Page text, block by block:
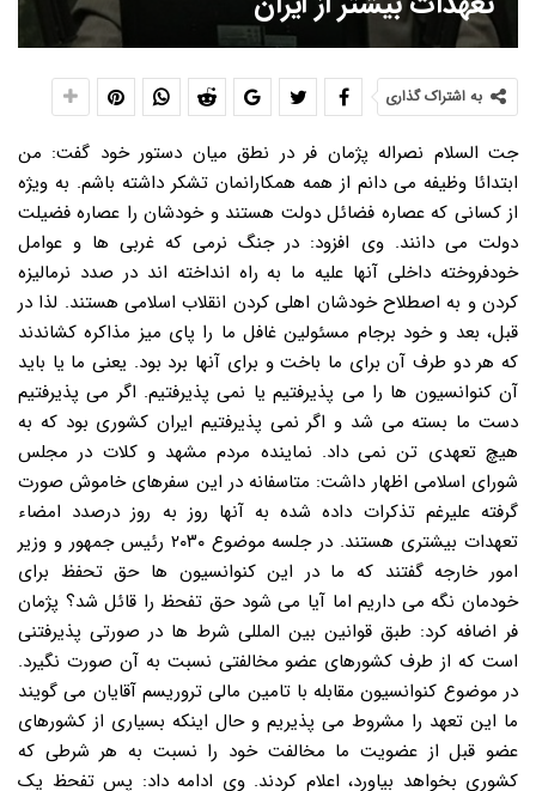
به اشتراک گذاری
جت السلام نصراله پژمان فر در نطق میان دستور خود گفت: من
ابتدائا وظیفه می دانم از همه همکارانمان تشکر داشته باشم. به ویژه
از کسانی که عصاره فضائل دولت هستند و خودشان را عصاره فضیلت
دولت می دانند. وی افزود: در جنگ نرمی که غربی ها و عوامل
خودفروخته داخلی آنها علیه ما به راه انداخته اند در صدد نرمالیزه
کردن و به اصطلاح خودشان اهلی کردن انقلاب اسلامی هستند. لذا در
قبل، بعد و خود برجام مسئولین غافل ما را پای میز مذاکره کشاندند
که هر دو طرف آن برای ما باخت و برای آنها برد بود. یعنی ما یا باید
آن کنوانسیون ها را می پذیرفتیم یا نمی پذیرفتیم. اگر می پذیرفتیم
دست ما بسته می شد و اگر نمی پذیرفتیم ایران کشوری بود که به
هیچ تعهدی تن نمی داد. نماینده مردم مشهد و کلات در مجلس
شورای اسلامی اظهار داشت: متاسفانه در این سفرهای خاموش صورت
گرفته علیرغم تذکرات داده شده به آنها روز به روز درصدد امضاء
تعهدات بیشتری هستند. در جلسه موضوع ۲۰۳۰ رئیس جمهور و وزیر
امور خارجه گفتند که ما در این کنوانسیون ها حق تحفظ برای
خودمان نگه می داریم اما آیا می شود حق تفحظ را قائل شد؟ پژمان
فر اضافه کرد: طبق قوانین بین المللی شرط ها در صورتی پذیرفتنی
است که از طرف کشورهای عضو مخالفتی نسبت به آن صورت نگیرد.
در موضوع کنوانسیون مقابله با تامین مالی تروریسم آقایان می گویند
ما این تعهد را مشروط می پذیریم و حال اینکه بسیاری از کشورهای
عضو قبل از عضویت ما مخالفت خود را نسبت به هر شرطی که
کشوری بخواهد بیاورد، اعلام کردند. وی ادامه داد: پس تفحظ یک